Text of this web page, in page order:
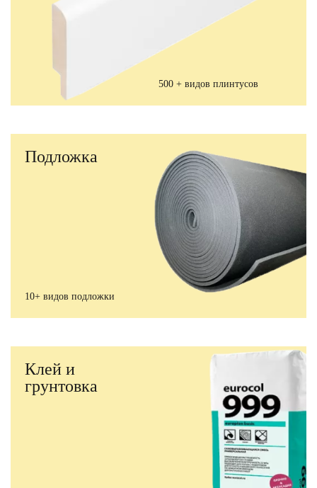
500 + видов плинтусов
Подложка
10+ видов подложки
Клей и
грунтовка